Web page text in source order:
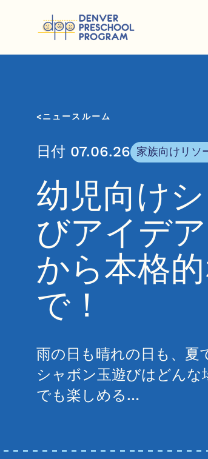
ニュースルーム
日付 07.06.26 家族向けリソ
幼児向け
びアイデ
から本格
で！
雨の日も晴れの日も、夏
シャボン玉遊びはどんな
でも楽しめる…